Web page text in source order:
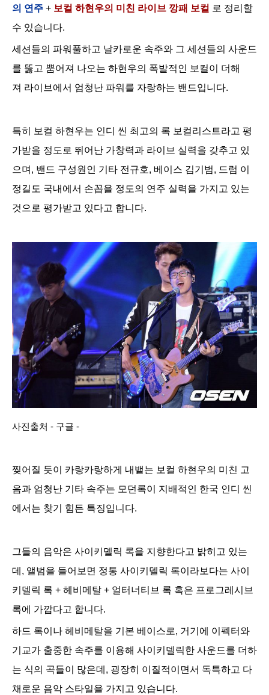
의 연주 + 보컬 하현우의 미친 라이브 깡패 보컬 로 정리할
수 있습니다.
세션들의 파워풀하고 날카로운 속주와 그 세션들의 사운드
를 뚫고 뿜어져 나오는 하현우의 폭발적인 보컬이 더해
져 라이브에서 엄청난 파워를 자랑하는 밴드입니다.
특히 보컬 하현우는 인디 씬 최고의 록 보컬리스트라고 평
가받을 정도로 뛰어난 가창력과 라이브 실력을 갖추고 있
으며, 밴드 구성원인 기타 전규호, 베이스 김기범, 드럼 이
정길도 국내에서 손꼽을 정도의 연주 실력을 가지고 있는
것으로 평가받고 있다고 합니다.
사진출처 - 구글 -
찢어질 듯이 카랑카랑하게 내뱉는 보컬 하현우의 미친 고
음과 엄청난 기타 속주는 모던록이 지배적인 한국 인디 씬
에서는 찾기 힘든 특징입니다.
그들의 음악은 사이키델릭 록을 지향한다고 밝히고 있는
데, 앨범을 들어보면 정통 사이키델릭 록이라보다는 사이
키델릭 록 + 헤비메탈 + 얼터너티브 록 혹은 프로그레시브
록에 가깝다고 합니다.
하드 록이나 헤비메탈을 기본 베이스로, 거기에 이펙터와
기교가 출중한 속주를 이용해 사이키델릭한 사운드를 더하
는 식의 곡들이 많은데, 굉장히 이질적이면서 독특하고 다
채로운 음악 스타일을 가지고 있습니다.